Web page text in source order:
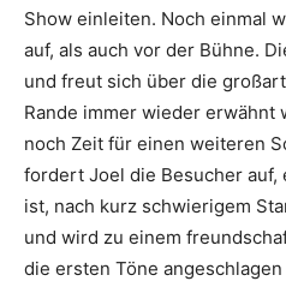
Show einleiten. Noch einmal
auf, als auch vor der Bühne.
und freut sich über die
Rande immer wieder erwähnt
noch Zeit für einen weiteren
fordert Joel die Besucher
ist, nach kurz schwierigem
und wird zu einem
die ersten Töne